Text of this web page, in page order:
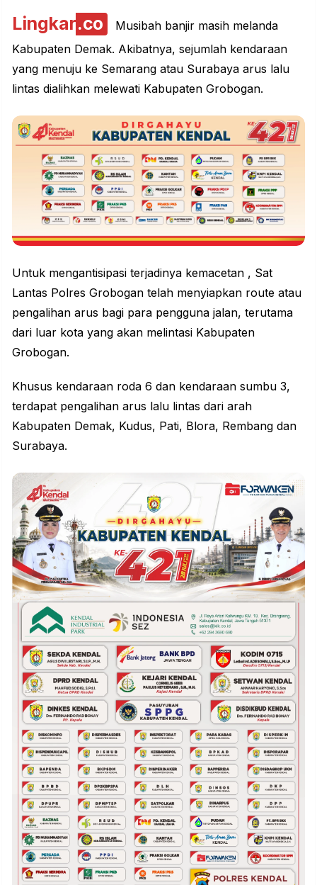
Lingkar.co
Musibah banjir masih melanda
Kabupaten Demak. Akibatnya, sejumlah kendaraan
yang menuju ke Semarang atau Surabaya arus lalu
lintas dialihkan melewati Kabupaten Grobogan.
Untuk mengantisipasi terjadinya kemacetan , Sat
Lantas Polres Grobogan telah menyiapkan route atau
pengalihan arus bagi para pengguna jalan, terutama
dari luar kota yang akan melintasi Kabupaten
Grobogan.
Khusus kendaraan roda 6 dan kendaraan sumbu 3,
terdapat pengalihan arus lalu lintas dari arah
Kabupaten Demak, Kudus, Pati, Blora, Rembang dan
Surabaya.